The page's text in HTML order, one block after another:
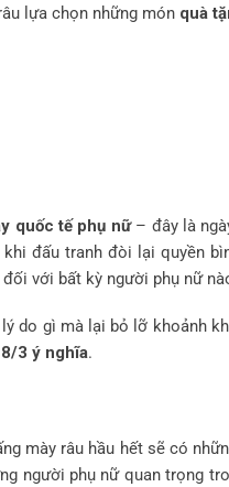
lựa chọn những món quà
quốc tế phụ nữ– đây là
đấu tranh đòi lại quyền
với bất kỳ người phụ nữ
do gì mà lại bỏ lỡ khoảnh
3 ý nghĩa.
mày râu hầu hết sẽ có
người phụ nữ quan trọng